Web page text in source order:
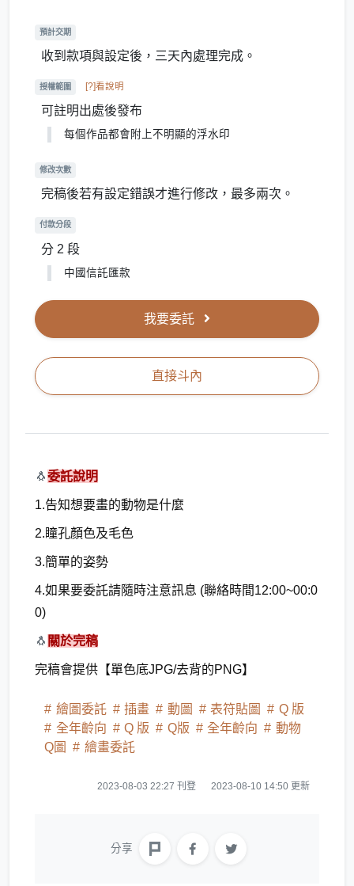
預計交期
收到款項與設定後，三天內處理完成。
授權範圍 [?]看說明
可註明出處後發布
每個作品都會附上不明顯的浮水印
修改次數
完稿後若有設定錯誤才進行修改，最多兩次。
付款分段
分 2 段
中國信託匯款
我要委託
直接斗內
🐧委託說明
1.告知想要畫的動物是什麼
2.瞳孔顏色及毛色
3.簡單的姿勢
4.如果要委託請隨時注意訊息 (聯絡時間12:00~00:0
0)
🐧 關於完稿
完稿會提供【單色底JPG/去背的PNG】
繪圖委託 插畫 動圖 表符貼圖
Q 版
全年齡向
Q 版 Q版 全年齡向
動物
Q圖
繪畫委託
2023-08-03 22:27 刊登 2023-08-10 14:50 更新
分享